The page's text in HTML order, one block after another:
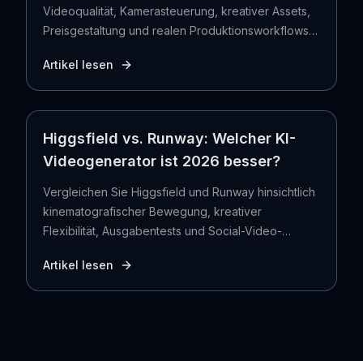
Videoqualität, Kamerasteuerung, kreativer Assets,
Preisgestaltung und realen Produktionsworkflows
Artikel lesen
Higgsfield vs. Runway: Welcher KI-
Videogenerator ist 2026 besser?
Vergleichen Sie Higgsfield und Runway hinsichtlich
kinematografischer Bewegung, kreativer
Flexibilität, Ausgabentests und Social-Video-
bessere Wahl ist.
Artikel lesen